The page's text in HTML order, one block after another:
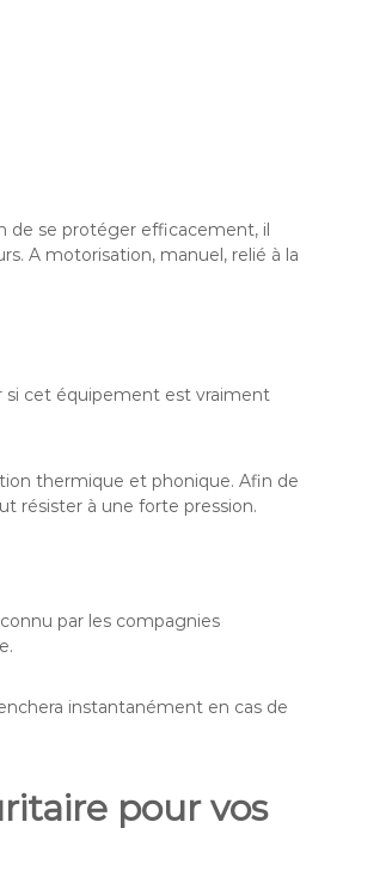
de se protéger efficacement, il
A motorisation, manuel, relié à la
si cet équipement est vraiment
thermique et phonique. Afin de
résister à une forte pression.
par les compagnies
instantanément en cas de
pour vos